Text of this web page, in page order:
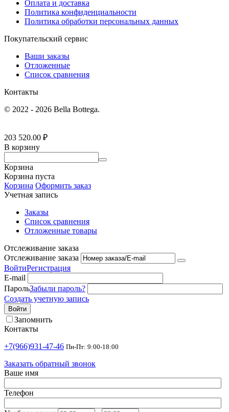
Оплата и доставка
Политика конфиденциальности
Политика обработки персональных данных
Покупательский сервис
Ваши заказы
Отложенные
Список сравнения
Контакты
© 2022 - 2026 Bella Bottega.
203 520.00 ₽
В корзину
Корзина
Корзина пуста
Корзина Оформить заказ
Учетная запись
Заказы
Список сравнения
Отложенные товары
Отслеживание заказа
Отслеживание заказа
ВойтиРегистрация
E-mail
ПарольЗабыли пароль?
Создать учетную запись
Войти
Запомнить
Контакты
+7(966)931-47-46 Пн-Пт: 9:00-18:00
Заказать обратный звонок
Ваше имя
Телефон